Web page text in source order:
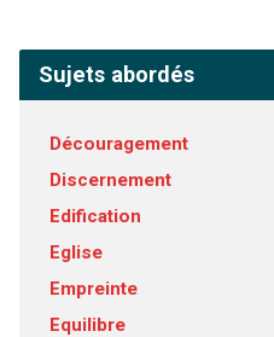
Sujets abordés
Découragement
Discernement
Edification
Eglise
Empreinte
Equilibre